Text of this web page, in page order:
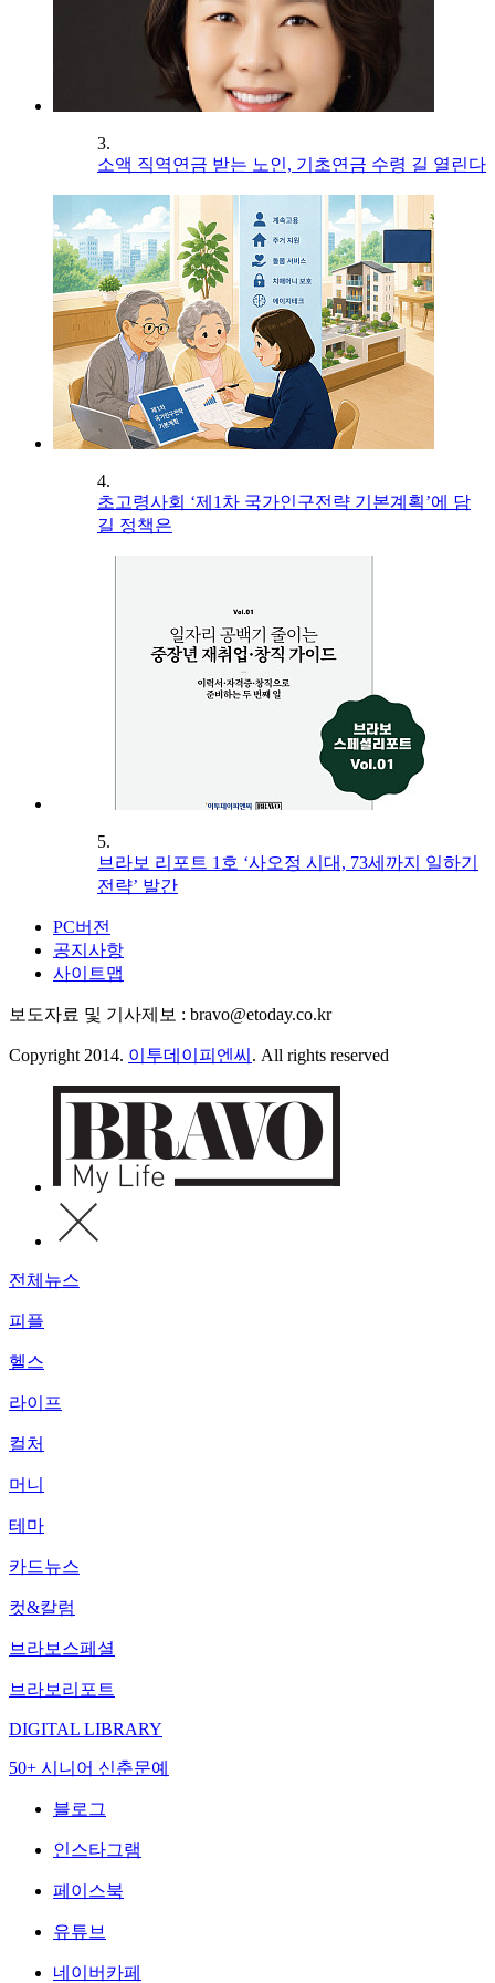
3.
소액 직역연금 받는 노인, 기초연금 수령 길 열린다
4.
초고령사회 ‘제1차 국가인구전략 기본계획’에 담
길 정책은
5.
브라보 리포트 1호 ‘사오정 시대, 73세까지 일하기
전략’ 발간
PC버전
공지사항
사이트맵
보도자료 및 기사제보 : bravo@etoday.co.kr
Copyright 2014. 이투데이피엔씨 . All rights reserved
전체뉴스
피플
헬스
라이프
컬처
머니
테마
카드뉴스
컷&칼럼
브라보스페셜
브라보리포트
DIGITAL LIBRARY
50+ 시니어 신춘문예
블로그
인스타그램
페이스북
유튜브
네이버카페